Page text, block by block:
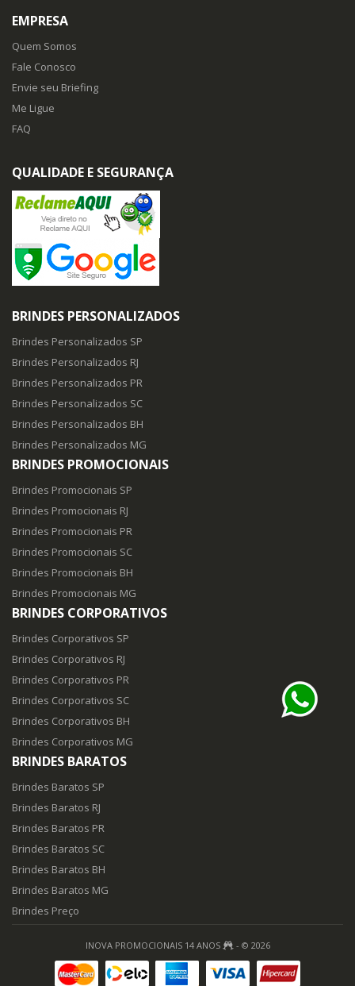
EMPRESA
Quem Somos
Fale Conosco
Envie seu Briefing
Me Ligue
FAQ
QUALIDADE E SEGURANÇA
BRINDES PERSONALIZADOS
Brindes Personalizados SP
Brindes Personalizados RJ
Brindes Personalizados PR
Brindes Personalizados SC
Brindes Personalizados BH
Brindes Personalizados MG
BRINDES PROMOCIONAIS
Brindes Promocionais SP
Brindes Promocionais RJ
Brindes Promocionais PR
Brindes Promocionais SC
Brindes Promocionais BH
Brindes Promocionais MG
BRINDES CORPORATIVOS
Brindes Corporativos SP
Brindes Corporativos RJ
Brindes Corporativos PR
Brindes Corporativos SC
Brindes Corporativos BH
Brindes Corporativos MG
BRINDES BARATOS
Brindes Baratos SP
Brindes Baratos RJ
Brindes Baratos PR
Brindes Baratos SC
Brindes Baratos BH
Brindes Baratos MG
Brindes Preço
INOVA PROMOCIONAIS 14 ANOS - © 2026